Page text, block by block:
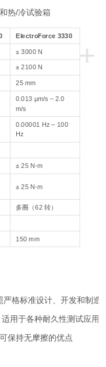
热/冷试验箱
+
ElectroForce 3330
± 3000 N
± 2100 N
25 mm
0.013 μm/s – 2.0
m/s
0.00001 Hz – 100
Hz
± 25 N-m
± 25 N-m
多圈（62 转）
150 mm
格标准设计、开发和制造
用于各种耐久性测试应用
保持无摩擦的优点